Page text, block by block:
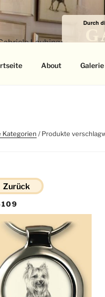
About Galerie
Kategorien / Produkte
Zurück
Durch